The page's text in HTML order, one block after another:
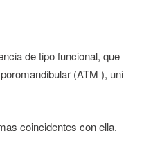
de tipo funcional, que
(ATM ), uni
coincidentes con ella.